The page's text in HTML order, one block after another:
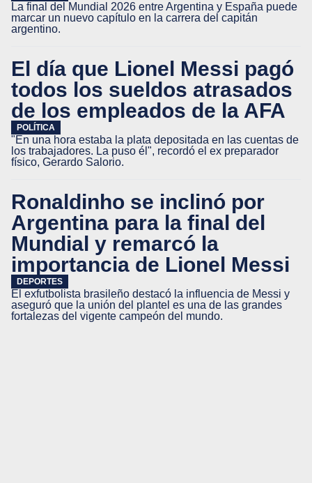
La final del Mundial 2026 entre Argentina y España puede
marcar un nuevo capítulo en la carrera del capitán
argentino.
El día que Lionel Messi pagó
todos los sueldos atrasados
de los empleados de la AFA
POLÍTICA
"En una hora estaba la plata depositada en las cuentas de
los trabajadores. La puso él", recordó el ex preparador
físico, Gerardo Salorio.
Ronaldinho se inclinó por
Argentina para la final del
Mundial y remarcó la
importancia de Lionel Messi
DEPORTES
El exfutbolista brasileño destacó la influencia de Messi y
aseguró que la unión del plantel es una de las grandes
fortalezas del vigente campeón del mundo.